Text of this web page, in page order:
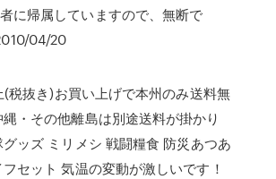
に帰属していますので、無断で
04/20
(税抜き)お買い上げで本州のみ送料無
・その他離島は別途送料が掛かり
グッズ ミリメシ 戦闘糧食 防災あつあ
セット 気温の変動が激しいです！